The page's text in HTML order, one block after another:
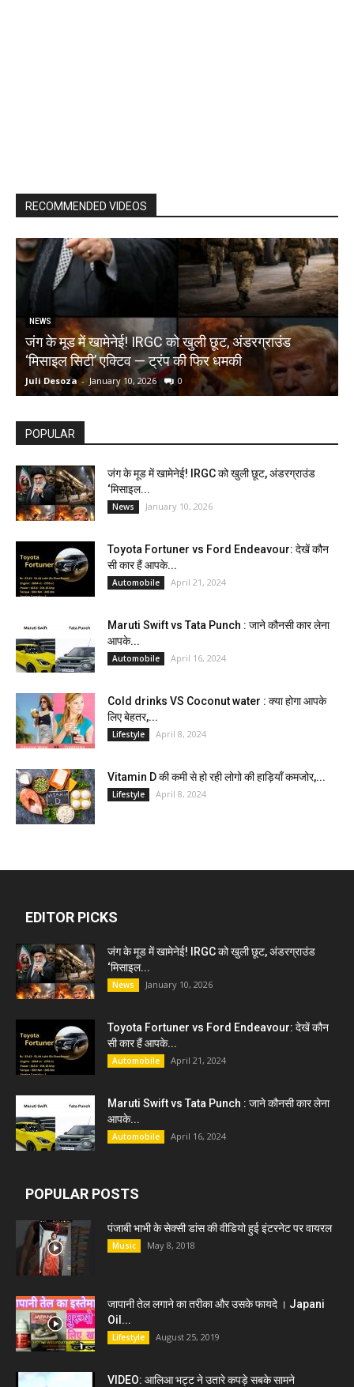
RECOMMENDED VIDEOS
NEWS
जंग के मूड में खामेनेई! IRGC को खुली छूट, अंडरग्राउंड
‘मिसाइल सिटी’ एक्टिव — ट्रंप की फिर धमकी
Juli Desoza - January 10, 2026 0
POPULAR
जंग के मूड में खामेनेई! IRGC को खुली छूट, अंडरग्राउंड
‘मिसाइल...
News January 10, 2026
Toyota Fortuner vs Ford Endeavour: देखें कौन
सी कार हैं आपके...
Automobile April 21, 2024
Maruti Swift vs Tata Punch : जाने कौनसी कार लेना
आपके...
Automobile April 16, 2024
Cold drinks VS Coconut water : क्या होगा आपके
लिए बेहतर,...
Lifestyle April 8, 2024
Vitamin D की कमी से हो रही लोगो की हाड़ियाँ कमजोर,...
Lifestyle April 8, 2024
EDITOR PICKS
जंग के मूड में खामेनेई! IRGC को खुली छूट, अंडरग्राउंड
‘मिसाइल...
News January 10, 2026
Toyota Fortuner vs Ford Endeavour: देखें कौन
सी कार हैं आपके...
Automobile April 21, 2024
Maruti Swift vs Tata Punch : जाने कौनसी कार लेना
आपके...
Automobile April 16, 2024
POPULAR POSTS
पंजाबी भाभी के सेक्सी डांस की वीडियो हुई इंटरनेट पर वायरल
Music May 8, 2018
जापानी तेल लगाने का तरीका और उसके फायदे । Japani
Oil...
Lifestyle August 25, 2019
VIDEO: आलिआ भट्ट ने उतारे कपड़े सबके सामने